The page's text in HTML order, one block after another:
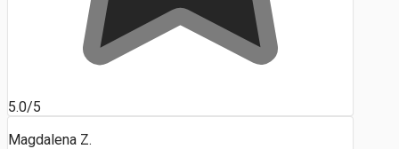
5.0/5
Magdalena Z.